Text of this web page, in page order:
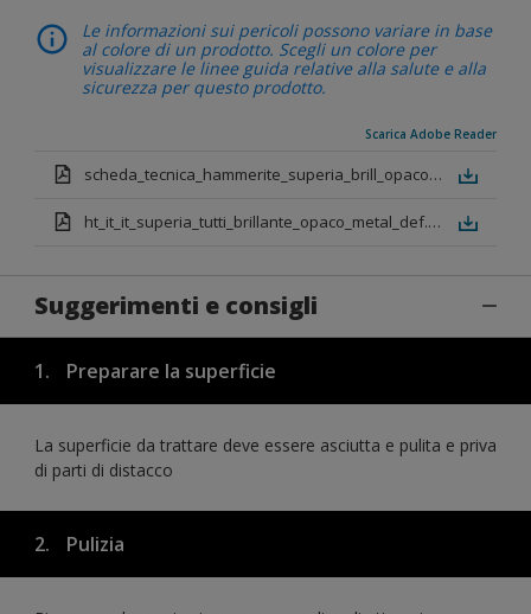
Le informazioni sui pericoli possono variare in base
al colore di un prodotto. Scegli un colore per
visualizzare le linee guida relative alla salute e alla
sicurezza per questo prodotto.
Scarica Adobe Reader
scheda_tecnica_hammerite_superia_brill_opaco_metallizzato_def.pdf
ht_it_it_superia_tutti_brillante_opaco_metal_def.pdf
Suggerimenti e consigli
1. Preparare la superficie
La superficie da trattare deve essere asciutta e pulita e priva
di parti di distacco
2. Pulizia